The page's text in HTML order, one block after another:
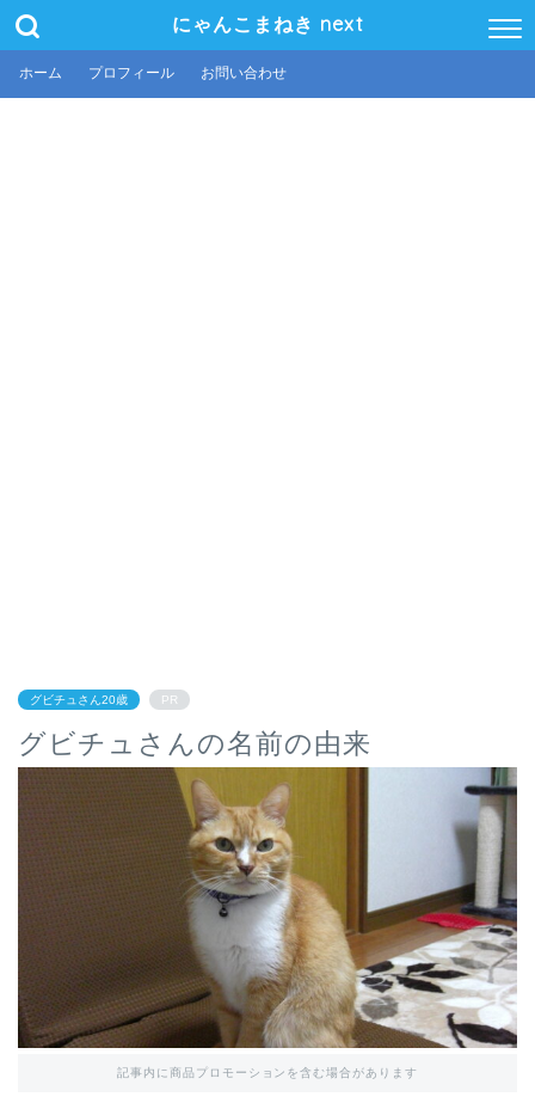
にゃんこまねき next
ホーム プロフィール お問い合わせ
グビチュさん20歳 PR
グビチュさんの名前の由来
記事内に商品プロモーションを含む場合があります